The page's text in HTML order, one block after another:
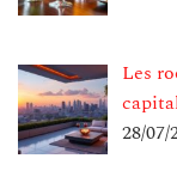
Les
28/07/